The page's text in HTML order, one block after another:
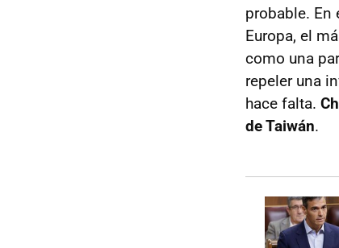
probable. En
Europa, el
como una
repeler una
hace falta.
de Taiwán.